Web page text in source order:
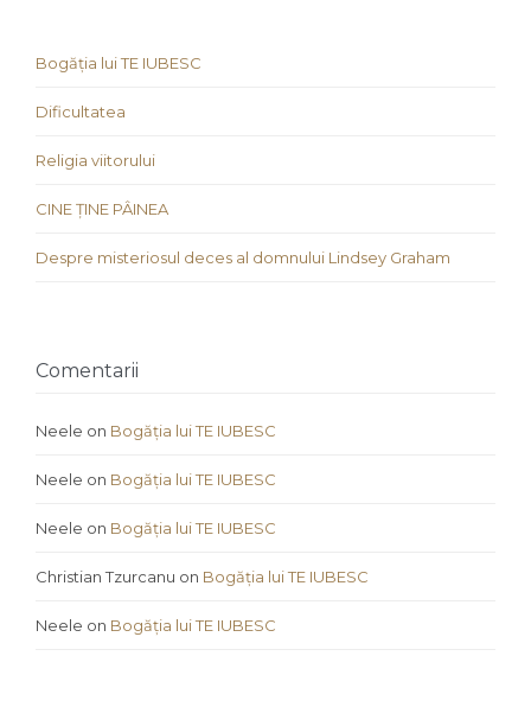
Bogăția lui TE IUBESC
Dificultatea
Religia viitorului
CINE ȚINE PÂINEA
Despre misteriosul deces al domnului Lindsey Graham
Comentarii
Neele on Bogăția lui TE IUBESC
Neele on Bogăția lui TE IUBESC
Neele on Bogăția lui TE IUBESC
Christian Tzurcanu on Bogăția lui TE IUBESC
Neele on Bogăția lui TE IUBESC